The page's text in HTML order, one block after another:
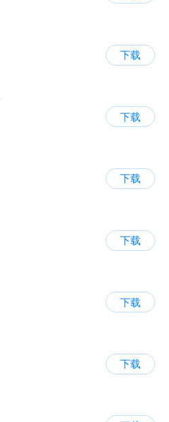
下载
下载
下载
下载
下载
下载